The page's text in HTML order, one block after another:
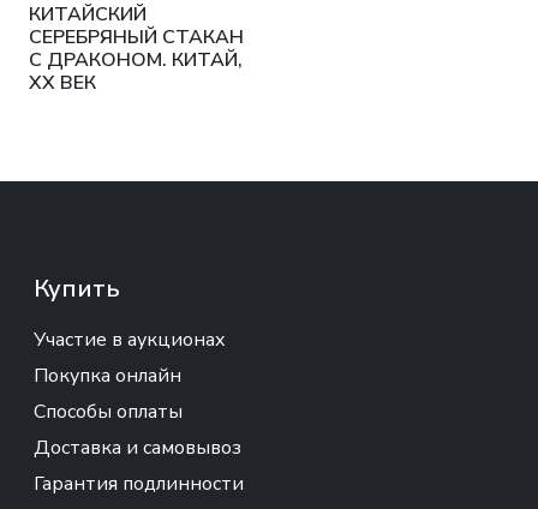
КИТАЙСКИЙ
СЕРЕБРЯНЫЙ СТАКАН
С ДРАКОНОМ. КИТАЙ,
XX ВЕК
Купить
Участие в аукционах
Покупка онлайн
Способы оплаты
Доставка и самовывоз
Гарантия подлинности